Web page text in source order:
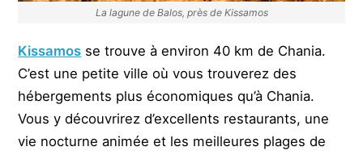
La lagune de Balos, près de Kissamos
Kissamos se trouve à environ 40 km de Chania.
C’est une petite ville où vous trouverez des
hébergements plus économiques qu’à Chania.
Vous y découvrirez d’excellents restaurants, une
vie nocturne animée et les meilleures plages de